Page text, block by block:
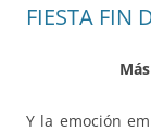
FIESTA FIN
Y la emoción